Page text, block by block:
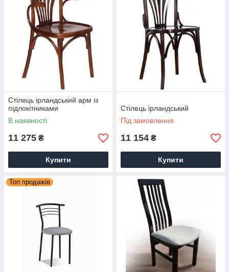
Стілець ірландський арм із
підлокітниками
В наявності
11 275 ₴
Купити
Стілець ірландський
Під замовлення
11 154 ₴
Купити
Топ продажів